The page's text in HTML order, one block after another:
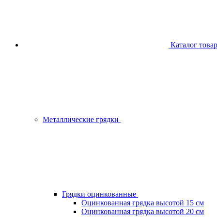
Каталог
Металлические грядки
Грядки оцинкованные
Оцинкованная грядка высотой 15 см
Оцинкованная грядка высотой 20 см